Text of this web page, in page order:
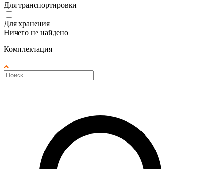
Для транспортировки
Для хранения
Ничего не найдено
Комплектация